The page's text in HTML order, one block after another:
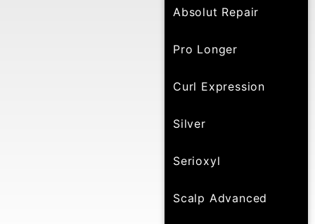
Absolut Repair
Pro Longer
Curl Expression
Silver
Serioxyl
Scalp Advanced